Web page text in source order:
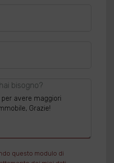
bisogno?
questo modulo di